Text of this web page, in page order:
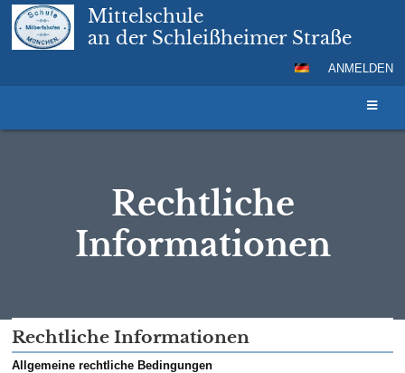
Mittelschule
an der Schleißheimer Straße
ANMELDEN
Rechtliche
Informationen
Rechtliche
Informationen
Rechtliche Informationen
Allgemeine rechtliche Bedingungen